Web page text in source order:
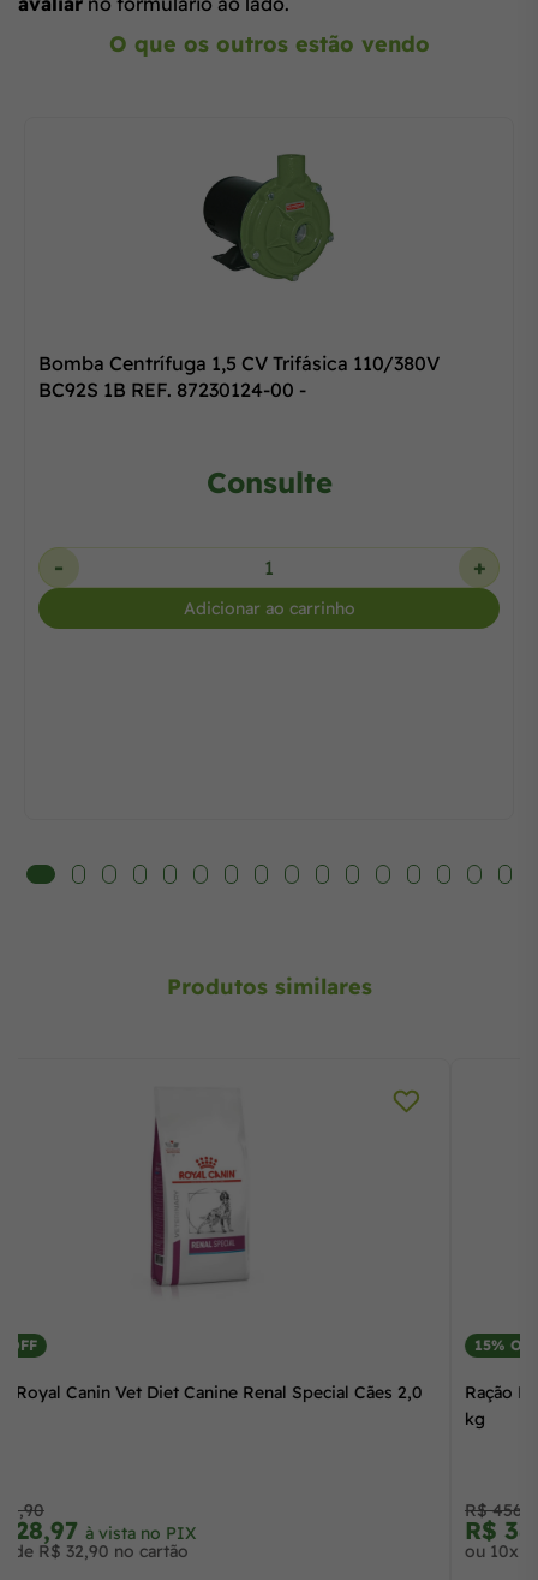
O que os outros estão vendo
Bomba Centrífuga 1,5 CV Trifásica 110/380V
BC92S 1B REF. 87230124-00 -
Consulte
- +
Adicionar ao carrinho
Produtos similares
15% OFF
Ração Royal Canin Vet Diet Canine Renal Special Cães 2,0
R$ 154,90
R$ 128,97à vista no PIX
ou 4x de R$ 32,90 no cartão